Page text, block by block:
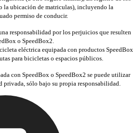
la ubicación de matriculas), incluyendo la
permiso de conducir.
responsabilidad por los perjuicios que resulten
o SpeedBox2.
eléctrica equipada con productos SpeedBox
para bicicletas o espacios públicos.
con SpeedBox o SpeedBox2 se puede utilizar
privada, sólo bajo su propia responsabilidad.